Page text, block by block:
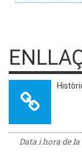
Data i hora de